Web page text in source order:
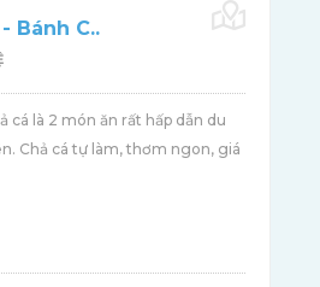
Bánh C..
cá là 2 món ăn rất hấp dẫn du
Chả cá tự làm, thơm ngon, giá